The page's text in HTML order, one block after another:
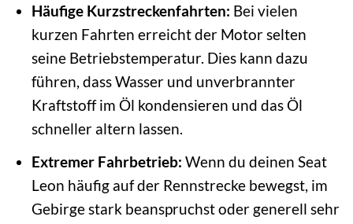
Häufige Kurzstreckenfahrten: Bei vielen
kurzen Fahrten erreicht der Motor selten
seine Betriebstemperatur. Dies kann dazu
führen, dass Wasser und unverbrannter
Kraftstoff im Öl kondensieren und das Öl
schneller altern lassen.
Extremer Fahrbetrieb: Wenn du deinen Seat
Leon häufig auf der Rennstrecke bewegst, im
Gebirge stark beanspruchst oder generell sehr